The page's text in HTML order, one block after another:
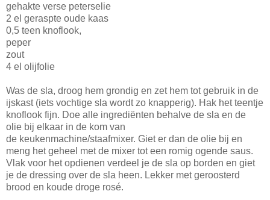
gehakte verse peterselie
2 el geraspte oude kaas
0,5 teen knoflook,
peper
zout
4 el olijfolie
Was de sla, droog hem grondig en zet hem tot gebruik in de
ijskast (iets vochtige sla wordt zo knapperig). Hak het teentje
knoflook fijn. Doe alle ingrediënten behalve de sla en de
olie bij elkaar in de kom van
de keukenmachine/staafmixer. Giet er dan de olie bij en
meng het geheel met de mixer tot een romig ogende saus.
Vlak voor het opdienen verdeel je de sla op borden en giet
je de dressing over de sla heen. Lekker met geroosterd
brood en koude droge rosé.